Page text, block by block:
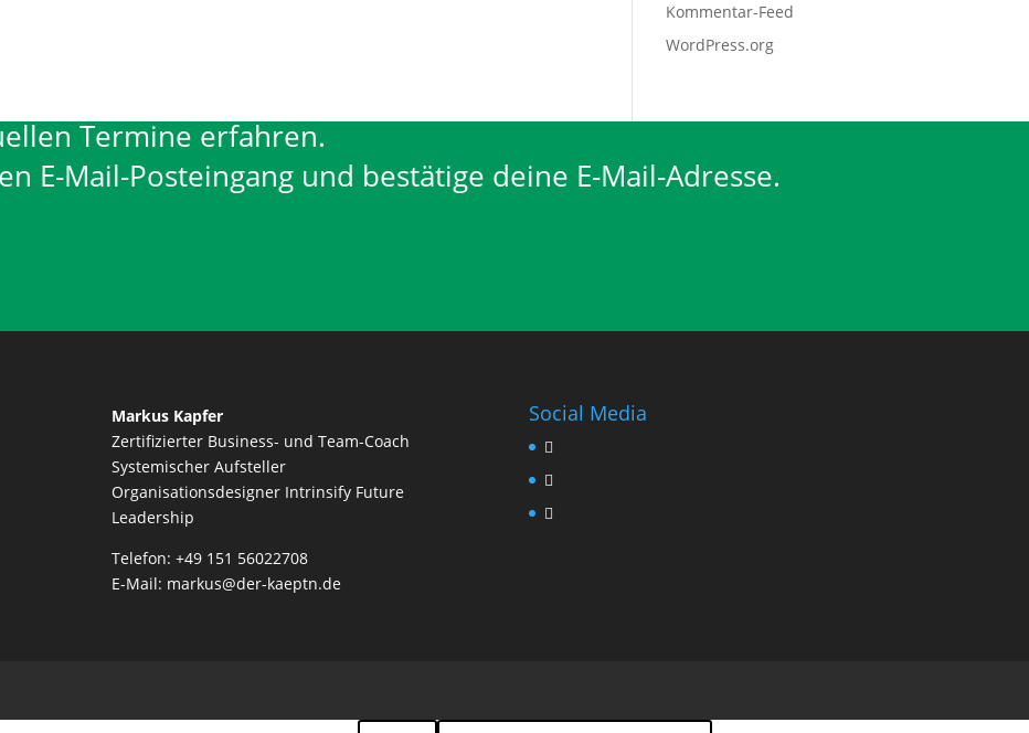
Kommentar-Feed
WordPress.org
Termine erfahren.
E-Mail-Posteingang und bestätige deine E-Mail-Adresse.
Markus Kapfer
Zertifizierter Business- und Team-Coach
Systemischer Aufsteller
Organisationsdesigner Intrinsify Future
Leadership
Telefon: +49 151 56022708
E-Mail: markus@der-kaeptn.de
Social Media


